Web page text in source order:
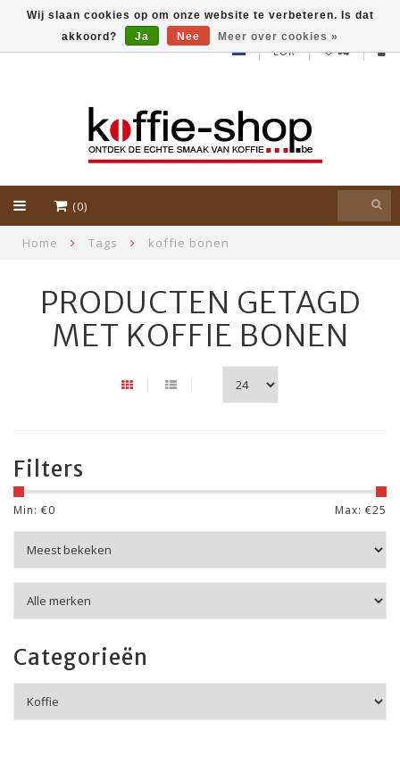
EUR
(0)
Home Tags koffie bonen
PRODUCTEN GETAGD
MET KOFFIE BONEN
Filters
Min: €0 Max: €25
Categorieën
Wij slaan cookies op om onze website te verbeteren. Is dat
akkoord?
Ja Nee Meer over cookies »